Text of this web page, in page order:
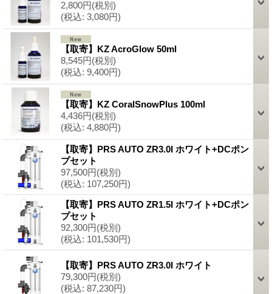
2,800円(税別)
(税込: 3,080円)
【取寄】KZ AcroGlow 50ml
8,545円(税別)
(税込: 9,400円)
【取寄】KZ CoralSnowPlus 100ml
4,436円(税別)
(税込: 4,880円)
【取寄】PRS AUTO ZR3.0I ホワイト+DCポン
プセット
97,500円(税別)
(税込: 107,250円)
【取寄】PRS AUTO ZR1.5I ホワイト+DCポン
プセット
92,300円(税別)
(税込: 101,530円)
【取寄】PRS AUTO ZR3.0I ホワイト
79,300円(税別)
(税込: 87,230円)